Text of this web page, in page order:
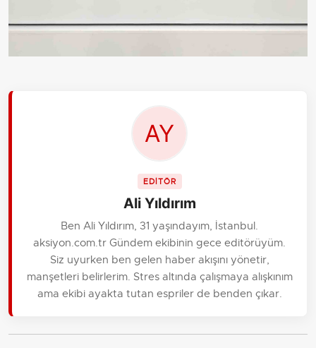
EDİTÖR
Ali Yıldırım
Ben Ali Yıldırım, 31 yaşındayım, İstanbul.
aksiyon.com.tr Gündem ekibinin gece editörüyüm.
Siz uyurken ben gelen haber akışını yönetir,
manşetleri belirlerim. Stres altında çalışmaya alışkınım
ama ekibi ayakta tutan espriler de benden çıkar.